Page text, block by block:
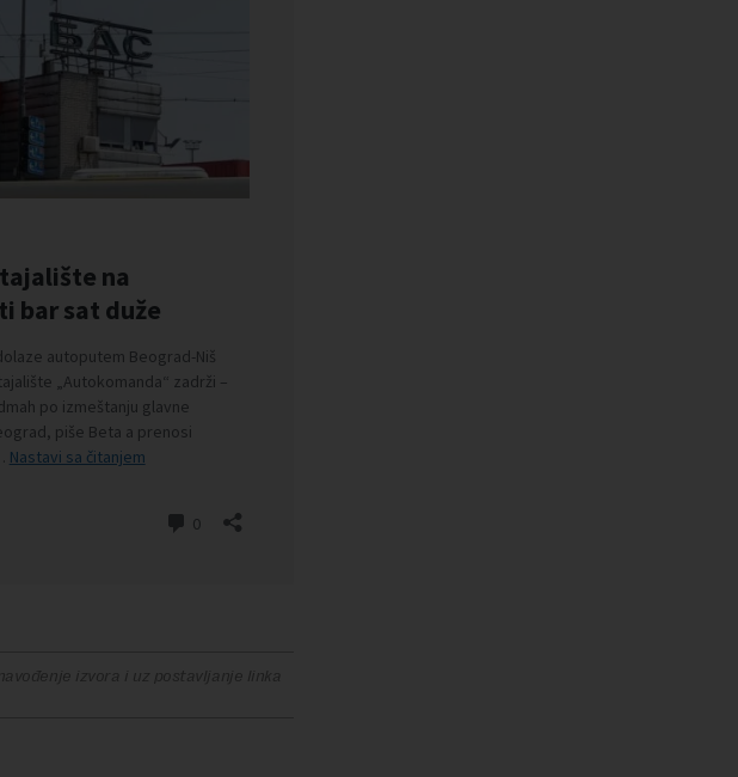
izvora i uz postavljanje linka